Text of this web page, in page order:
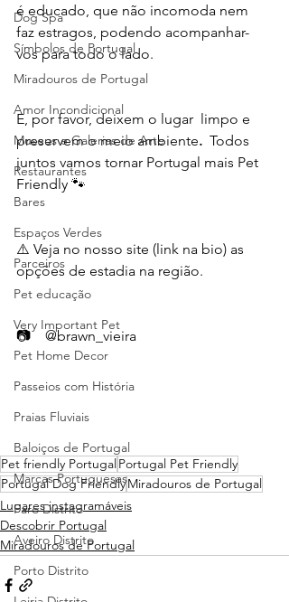
Dog Spa
Símbolos de Portugal
Miradouros de Portugal
Amor Incondicional
Museus e Galerias de Arte
Restaurantes
Bares
Espaços Verdes
Parceiros
Pet educação
Very Important Pet
Pet Home Decor
Passeios com História
Praias Fluviais
Baloiços de Portugal
Marcas Portuguesas
Faro Distrito
Aveiro Distrito
Porto Distrito
é educado, que não incomoda nem
faz estragos, podendo acompanhar-
vos para todo o lado.
E, por favor, deixem o lugar  limpo e
preservem o meio ambiente. Todos
juntos vamos tornar Portugal mais Pet
Friendly 🐾
⚠️ Veja no nosso site (link na bio) as
opções de estadia na região.
📷    @brawn_vieira
Pet friendly PortugalPortugal Pet Friendly
Portugal Dog FriendlyMiradouros de Portugal
Lugares instagramáveis
Descobrir Portugal
Miradouros de Portugal